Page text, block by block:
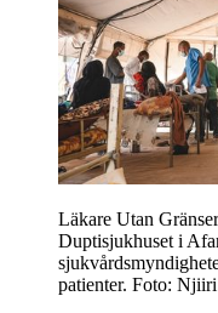
Läkare Utan
Duptisjukhuset i
patienter. Foto: